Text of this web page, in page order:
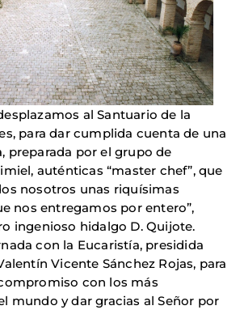
al Santuario de la
para dar cumplida cuenta de una
preparada por el grupo de
auténticas “master chef”, que
nosotros unas riquísimas
nos entregamos por entero”,
ingenioso hidalgo D. Quijote.
con la Eucaristía, presidida
Vicente Sánchez Rojas, para
con los más
mundo y dar gracias al Señor por